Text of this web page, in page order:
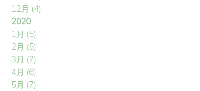
12月 (4)
2020
1月 (5)
2月 (5)
3月 (7)
4月 (6)
5月 (7)